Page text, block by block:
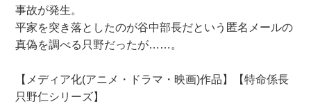
事故が発生。
平家を突き落としたのが谷中部長だという匿名メールの
真偽を調べる只野だったが……。
【メディア化(アニメ・ドラマ・映画)作品】【特命係長
只野仁シリーズ】